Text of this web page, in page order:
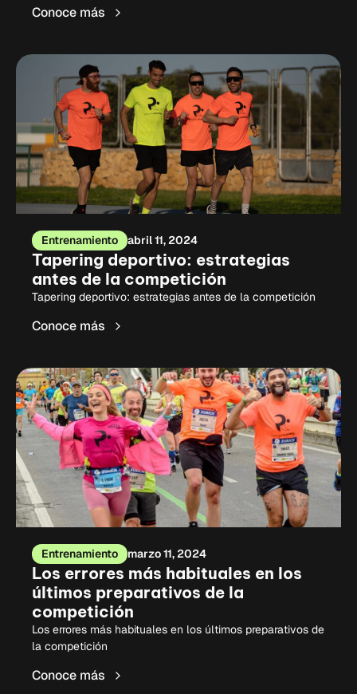
Conoce más
Entrenamiento abril 11, 2024
Tapering deportivo: estrategias
antes de la competición
Tapering deportivo: estrategias antes de la competición
Conoce más
Entrenamiento marzo 11, 2024
Los errores más habituales en los
últimos preparativos de la
competición
Los errores más habituales en los últimos preparativos de
la competición
Conoce más